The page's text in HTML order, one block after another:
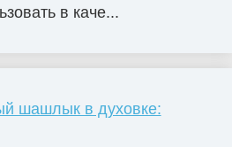
в каче...
шашлык в духовке: